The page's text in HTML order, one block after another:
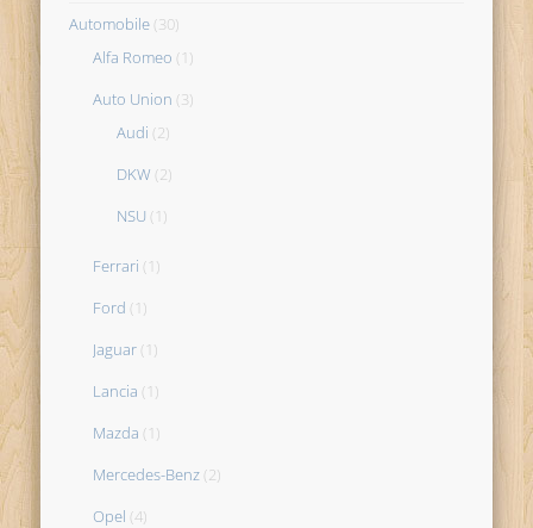
Automobile (30)
Alfa Romeo (1)
Auto Union (3)
Audi (2)
DKW (2)
NSU (1)
Ferrari (1)
Ford (1)
Jaguar (1)
Lancia (1)
Mazda (1)
Mercedes-Benz (2)
Opel (4)